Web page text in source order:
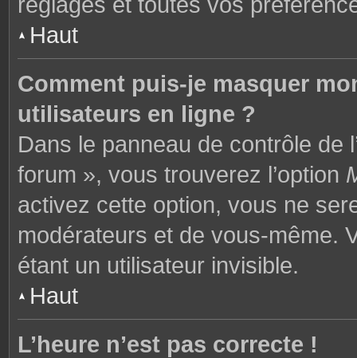
Haut
Comment puis-je masquer
utilisateurs en ligne ?
Dans le panneau de contrôle de
forum », vous trouverez l’option
activez cette option, vous ne
modérateurs et de vous-même.
étant un utilisateur invisible.
Haut
L’heure n’est pas correcte !